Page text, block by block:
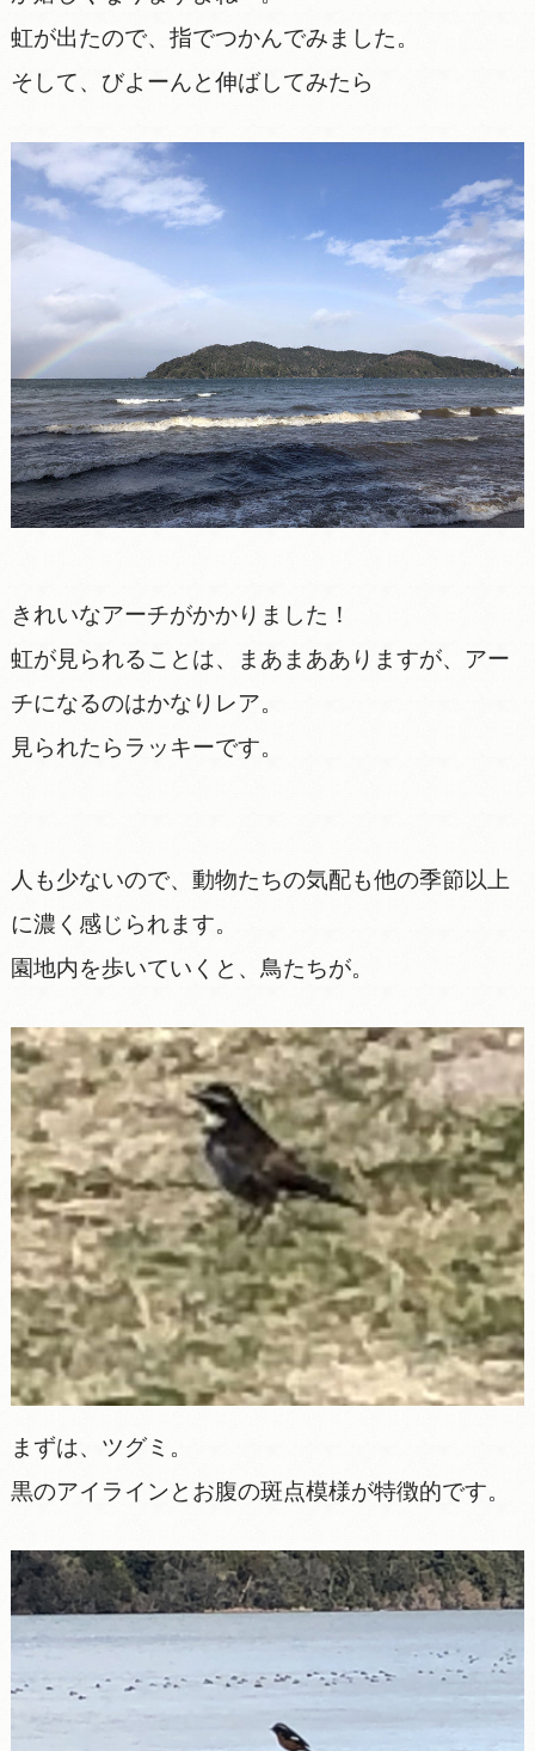
虹が出たので、指でつかんでみました。
そして、びよーんと伸ばしてみたら
きれいなアーチがかかりました！
虹が見られることは、まあまあありますが、アー
チになるのはかなりレア。
見られたらラッキーです。
人も少ないので、動物たちの気配も他の季節以上
に濃く感じられます。
園地内を歩いていくと、鳥たちが。
まずは、ツグミ。
黒のアイラインとお腹の斑点模様が特徴的です。